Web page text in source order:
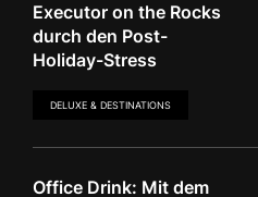
Executor on the Rocks
durch den Post-
Holiday-Stress
DELUXE & DESTINATIONS
Office Drink: Mit dem